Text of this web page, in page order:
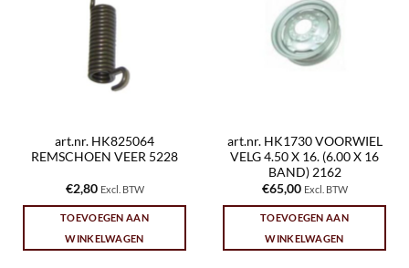
art.nr. HK825064
REMSCHOEN VEER 5228
€2,80 Excl. BTW
TOEVOEGEN AAN
WINKELWAGEN
art.nr. HK1730 VOORWIEL
VELG 4.50 X 16. (6.00 X 16
BAND) 2162
€65,00 Excl. BTW
TOEVOEGEN AAN
WINKELWAGEN